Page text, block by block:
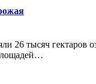
26 тысяч